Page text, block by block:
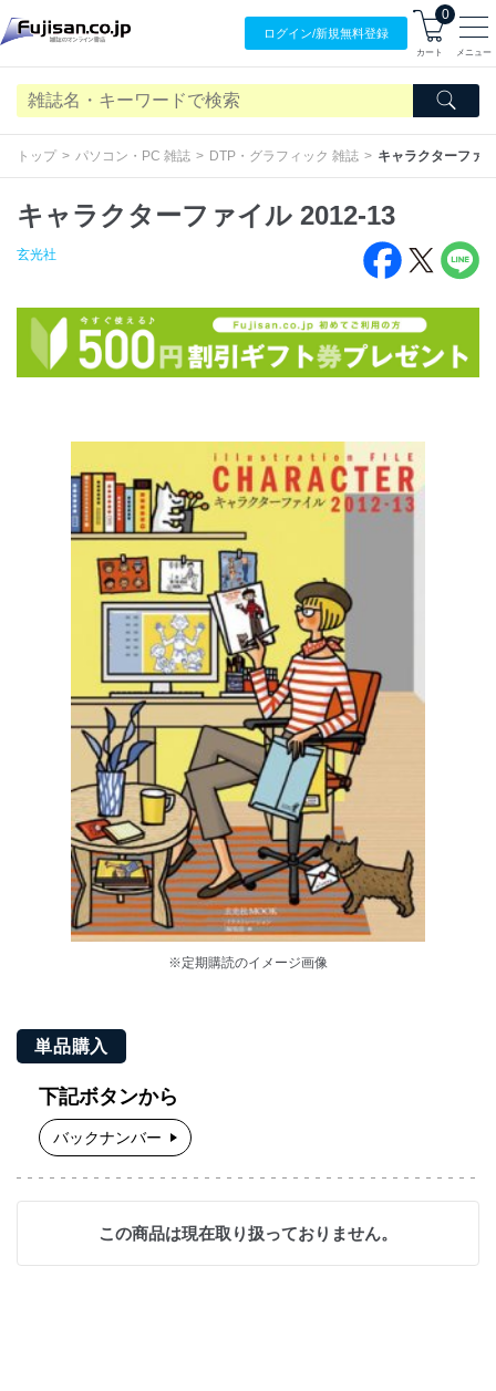
ログイン/新規無料登録
0
カート メニュー
トップ パソコン・PC 雑誌 DTP・グラフィック 雑誌 キャラクターファ
キャラクターファイル 2012-13
玄光社
※定期購読のイメージ画像
単品購入
下記ボタンから
バックナンバー
この商品は現在取り扱っておりません。